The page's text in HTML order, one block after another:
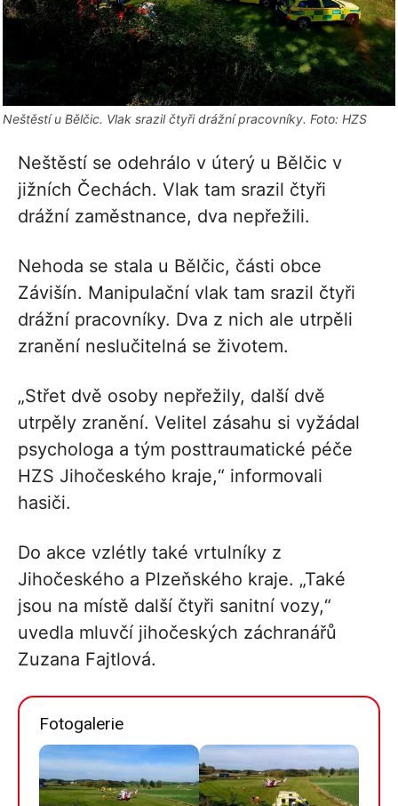
Neštěstí u Bělčic. Vlak srazil čtyři drážní pracovníky. Foto: HZS
Neštěstí se odehrálo v úterý u Bělčic v
jižních Čechách. Vlak tam srazil čtyři
drážní zaměstnance, dva nepřežili.
Nehoda se stala u Bělčic, části obce
Závišín. Manipulační vlak tam srazil čtyři
drážní pracovníky. Dva z nich ale utrpěli
zranění neslučitelná se životem.
„Střet dvě osoby nepřežily, další dvě
utrpěly zranění. Velitel zásahu si vyžádal
psychologa a tým posttraumatické péče
HZS Jihočeského kraje,“ informovali
hasiči.
Do akce vzlétly také vrtulníky z
Jihočeského a Plzeňského kraje. „Také
jsou na místě další čtyři sanitní vozy,“
uvedla mluvčí jihočeských záchranářů
Zuzana Fajtlová.
Fotogalerie